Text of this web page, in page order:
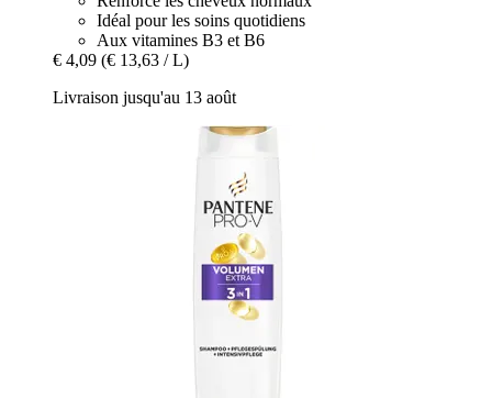
Idéal pour les soins quotidiens
Aux vitamines B3 et B6
€ 4,09 (€ 13,63 / L)
Livraison jusqu'au 13 août